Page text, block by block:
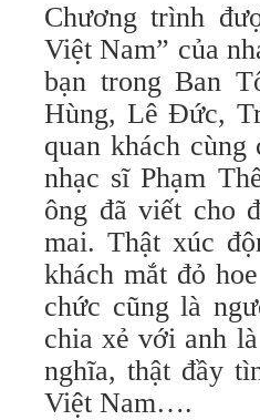
Chương trình
Việt Nam” của
bạn trong Ban
Hùng, Lê Đức,
quan khách
nhạc sĩ Phạm
ông đã viết cho
mai. Thật xúc
khách mắt đỏ
chức cũng là
chia xẻ với anh
nghĩa, thật đầy
Việt Nam….